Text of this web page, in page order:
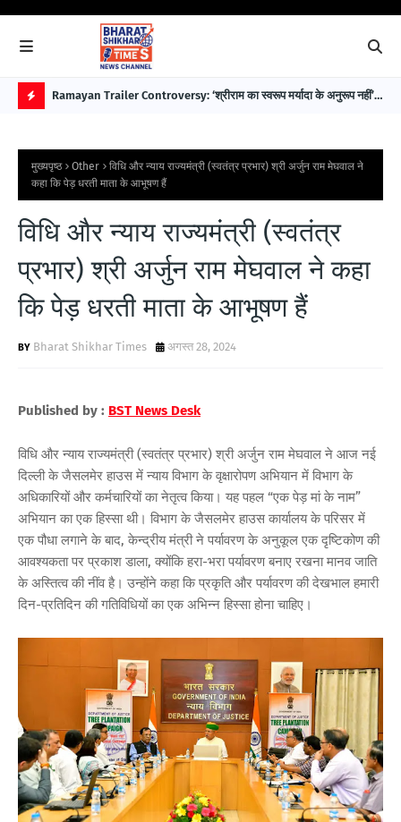
O
P
O
T
S
Ramayan Trailer Controversy: ‘श्रीराम का स्वरूप मर्यादा के अनुरूप नहीं’—
मुख्यपृष्ठ Other
विधि और न्याय राज्यमंत्री (स्वतंत्र प्रभार) श्री अर्जुन राम मेघवाल ने
कहा कि पेड़ धरती माता के आभूषण हैं
विधि और न्याय राज्यमंत्री (स्वतंत्र
प्रभार) श्री अर्जुन राम मेघवाल ने कहा
कि पेड़ धरती माता के आभूषण हैं
Bharat Shikhar Times अगस्त 28, 2024
Published by : BST News Desk
विधि और न्याय राज्यमंत्री (स्वतंत्र प्रभार) श्री अर्जुन राम मेघवाल ने आज नई
दिल्ली के जैसलमेर हाउस में न्याय विभाग के वृक्षारोपण अभियान में विभाग के
अधिकारियों और कर्मचारियों का नेतृत्व किया। यह पहल “एक पेड़ मां के नाम”
अभियान का एक हिस्सा थी। विभाग के जैसलमेर हाउस कार्यालय के परिसर में
एक पौधा लगाने के बाद, केन्द्रीय मंत्री ने पर्यावरण के अनुकूल एक दृष्टिकोण की
आवश्यकता पर प्रकाश डाला, क्योंकि हरा-भरा पर्यावरण बनाए रखना मानव जाति
के अस्तित्व की नींव है। उन्होंने कहा कि प्रकृति और पर्यावरण की देखभाल हमारी
दिन-प्रतिदिन की गतिविधियों का एक अभिन्न हिस्सा होना चाहिए।